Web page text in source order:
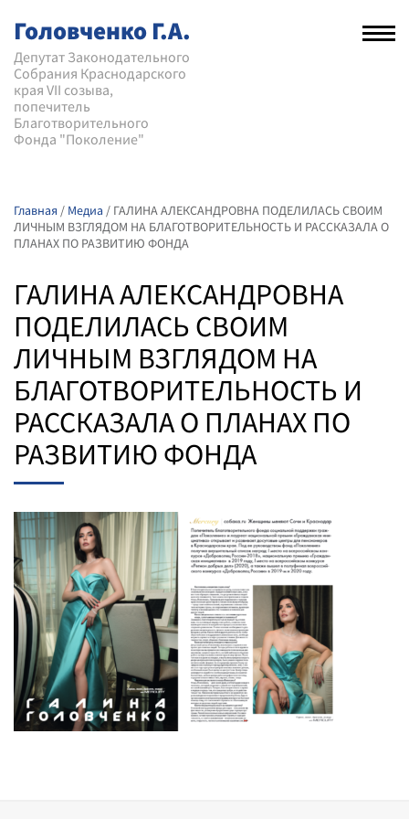
Головченко Г.А.
Депутат Законодательного
Собрания Краснодарского
края VII созыва,
попечитель
Благотворительного
Фонда "Поколение"
Главная / Медиа / ГАЛИНА АЛЕКСАНДРОВНА ПОДЕЛИЛАСЬ СВОИМ
ЛИЧНЫМ ВЗГЛЯДОМ НА БЛАГОТВОРИТЕЛЬНОСТЬ И РАССКАЗАЛА О
ПЛАНАХ ПО РАЗВИТИЮ ФОНДА
ГАЛИНА АЛЕКСАНДРОВНА
ПОДЕЛИЛАСЬ СВОИМ
ЛИЧНЫМ ВЗГЛЯДОМ НА
БЛАГОТВОРИТЕЛЬНОСТЬ И
РАССКАЗАЛА О ПЛАНАХ ПО
РАЗВИТИЮ ФОНДА